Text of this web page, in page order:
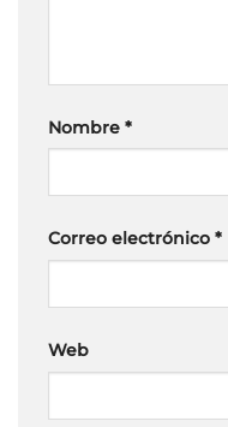
Nombre *
Correo electrónico *
Web